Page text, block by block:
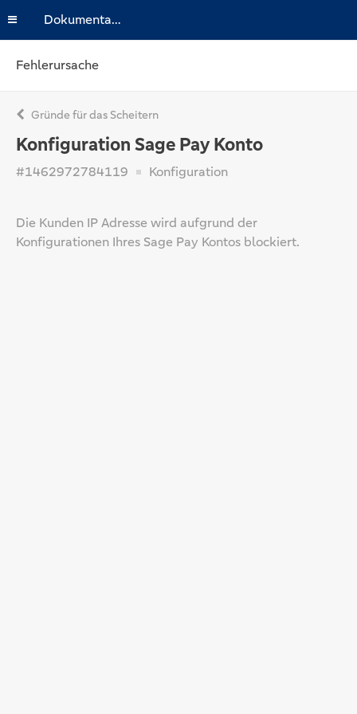
Dokumentation
Fehlerursache
Gründe für das Scheitern
Konfiguration Sage Pay Konto
#1462972784119 Konfiguration
Die Kunden IP Adresse wird aufgrund der
Konfigurationen Ihres Sage Pay Kontos blockiert.